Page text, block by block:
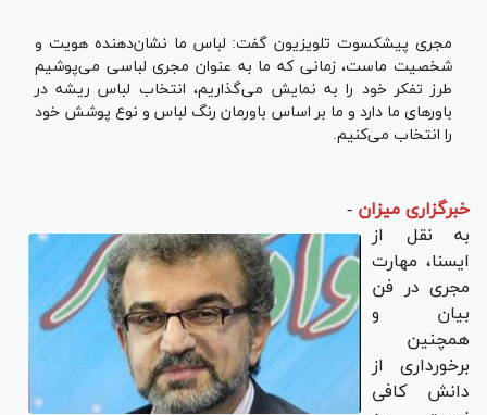
مجری پیشکسوت تلویزیون گفت: لباس ما نشان‌دهنده هویت و
شخصیت ماست، زمانی که ما به عنوان مجری لباسی می‌پوشیم
طرز تفکر خود را به نمایش می‌گذاریم، انتخاب لباس ریشه در
باورهای ما دارد و ما بر اساس باورمان رنگ لباس و نوع پوشش خود
را انتخاب می‌کنیم.
خبرگزاری میزان -
به نقل از
ایسنا، مهارت
مجری در فن
بیان و
همچنین
برخورداری از
دانش کافی